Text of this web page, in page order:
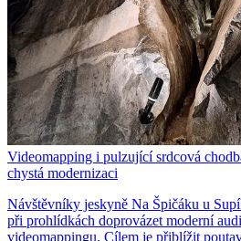
Videomapping i pulzující srdcová
chystá modernizaci
Návštěvníky jeskyně Na Špičáku u
při prohlídkách doprovázet moderní
videomappingu. Cílem je přiblížit